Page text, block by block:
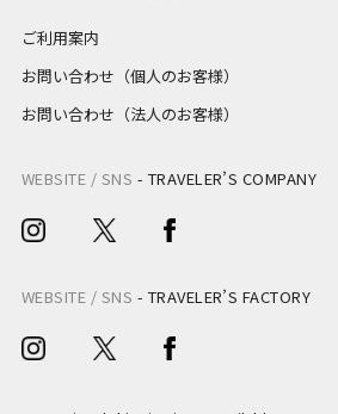
ご利用案内
お問い合わせ（個人のお客様）
お問い合わせ（法人のお客様）
WEBSITE / SNS - TRAVELER’S COMPANY
WEBSITE / SNS - TRAVELER’S FACTORY